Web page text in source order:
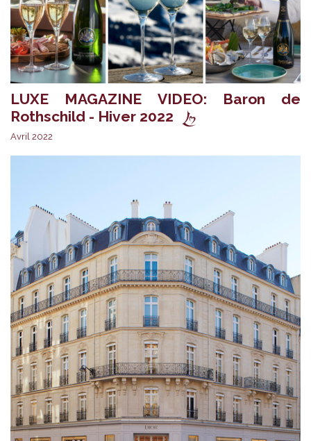
LUXE MAGAZINE VIDEO: Baron de
Rothschild - Hiver 2022
Avril 2022